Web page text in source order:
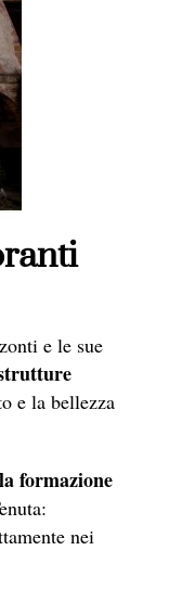
e le sue
e la bellezza
formazione
nei